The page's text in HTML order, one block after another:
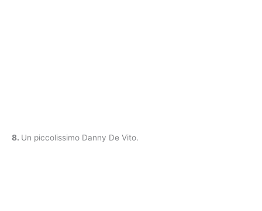
8. Un piccolissimo Danny De Vito.